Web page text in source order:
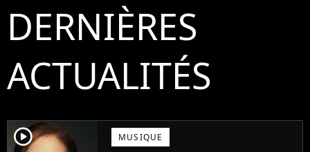
DERNIÈRES
ACTUALITÉS
player2 MUSIQUE